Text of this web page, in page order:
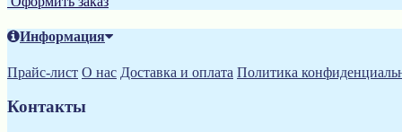
Информация
Прайс-лист О нас Доставка и оплата Политика
Контакты